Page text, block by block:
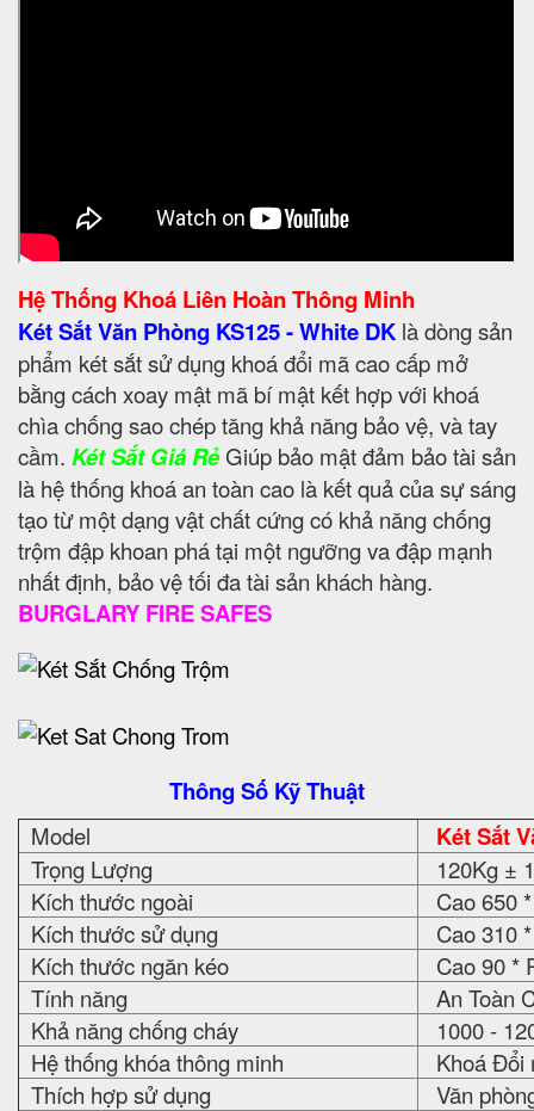
Hệ Thống Khoá Liên Hoàn Thông Minh
Két Sắt Văn Phòng KS125 - White DK là dòng sản
phẩm két sắt sử dụng khoá đổi mã cao cấp mở
bằng cách xoay mật mã bí mật kết hợp với khoá
chìa chống sao chép tăng khả năng bảo vệ, và tay
cầm. Két Sắt Giá RẻGiúp bảo mật đảm bảo tài sản
là hệ thống khoá an toàn cao là kết quả của sự sáng
tạo từ một dạng vật chất cứng có khả năng chống
trộm đập khoan phá tại một ngưỡng va đập mạnh
nhất định, bảo vệ tối đa tài sản khách hàng.
BURGLARY FIRE SAFES
Thông Số Kỹ Thuật
Model Két Sắt
Trọng Lượng
120Kg ±
Kích thước ngoài
Cao 650
Kích thước sử dụng
Cao 310
Kích thước ngăn kéo
Cao 90 *
Tính năng
An Toàn
Khả năng chống cháy
1000 -
Hệ thống khóa thông minh
Khoá Đổi
Thích hợp sử dụng
Văn